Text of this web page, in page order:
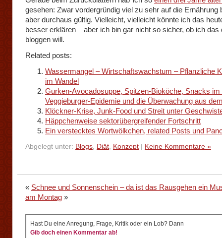
gesehen: Zwar vordergründig viel zu sehr auf die Ernährung
aber durchaus gültig. Vielleicht, vielleicht könnte ich das
besser erklären – aber ich bin gar nicht so sicher, ob ich das
bloggen will.
Related posts:
Wassermangel – Wirtschaftswachstum – Pflanzliche
im Wandel
Gurken-Avocadosuppe, Spitzen-Bioköche, Snacks im
Veggieburger-Epidemie und die Überwachung aus
Klöckner-Krise, Junk-Food und Streit unter
Häppchenweise sektorübergreifender Fortschritt
Ein verstecktes Wortwölkchen, related Posts und
Abgelegt unter: Blogs, Diät, Konzept Keine Kommentare »
« Schnee und Sonnenschein – da ist das Rausgehen ein
am Montag »
Hast Du eine Anregung, Frage, Kritik oder ein Lob? Dann
Gib doch einen Kommentar ab!